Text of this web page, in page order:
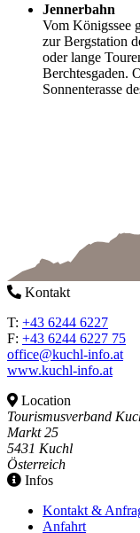
Jennerbahn
Vom Königssee
zur Bergstation
oder lange
Berchtesgaden.
Sonnenterasse
Kontakt
T: +43 6244 6227
F: +43 6244 6227 75
office@kuchl-info.at
www.kuchl-info.at
Location
Tourismusverband
Markt 25
5431 Kuchl
Österreich
Infos
Kontakt &
Anfahrt